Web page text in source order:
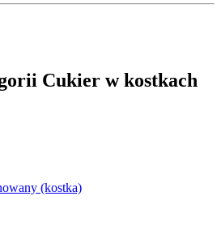
Cukier w kostkach
(kostka)